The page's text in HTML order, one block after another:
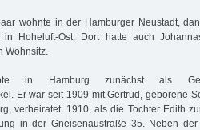
wohnte in der Hamburger Neustadt,
in Hoheluft-Ost. Dort hatte auch
Wohnsitz.
in Hamburg zunächst als
Er war seit 1909 mit Gertrud, geborene
verheiratet. 1910, als die Tochter Edith
in der Gneisenaustraße 35. Neben